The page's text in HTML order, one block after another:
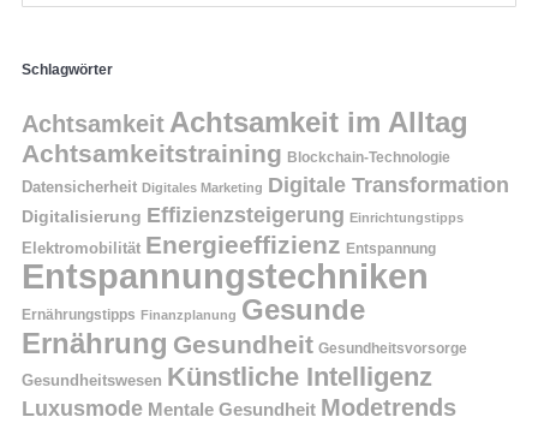
Schlagwörter
Achtsamkeit Achtsamkeit im Alltag
Achtsamkeitstraining Blockchain-Technologie
Datensicherheit Digitales Marketing Digitale Transformation
Digitalisierung Effizienzsteigerung Einrichtungstipps
Elektromobilität Energieeffizienz Entspannung
Entspannungstechniken
Ernährungstipps Finanzplanung Gesunde
Ernährung Gesundheit Gesundheitsvorsorge
Gesundheitswesen Künstliche Intelligenz
Luxusmode Mentale Gesundheit Modetrends